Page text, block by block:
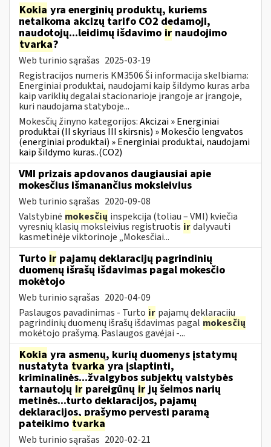
Kokia yra energinių produktų, kuriems
netaikoma akcizų tarifo CO2 dedamoji,
naudotojų...leidimų išdavimo ir naudojimo
tvarka?
Web turinio sąrašas 2025-03-19
Registracijos numeris KM3506 Ši informacija skelbiama:
Energiniai produktai, naudojami kaip šildymo kuras arba
kaip variklių degalai stacionarioje įrangoje ar įrangoje,
kuri naudojama statyboje...
Mokesčių žinyno kategorijos:Akcizai » Energiniai
produktai (II skyriaus III skirsnis) » Mokesčio lengvatos
(energiniai produktai) » Energiniai produktai, naudojami
kaip šildymo kuras..(CO2)
VMI prizais apdovanos daugiausiai apie
mokesčius išmanančius moksleivius
Web turinio sąrašas 2020-09-08
Valstybinė mokesčių inspekcija (toliau – VMI) kviečia
vyresnių klasių moksleivius registruotis irdalyvauti
kasmetinėje viktorinoje „Mokesčiai...
Turto ir pajamų deklaracijų pagrindinių
duomenų išrašų išdavimas pagal mokesčio
mokėtojo
Web turinio sąrašas 2020-04-09
Paslaugos pavadinimas - Turto ir pajamų deklaracijų
pagrindinių duomenų išrašų išdavimas pagal mokesčių
mokėtojo prašymą. Paslaugos gavėjai -...
Kokia yra asmenų, kurių duomenys įstatymų
nustatyta tvarka yra įslaptinti,
kriminalinės...žvalgybos subjektų valstybės
tarnautojų ir pareigūnų irjų šeimos narių
metinės...turto deklaracijos, pajamų
deklaracijos, prašymo pervesti paramą
pateikimo tvarka
Web turinio sąrašas 2020-02-21